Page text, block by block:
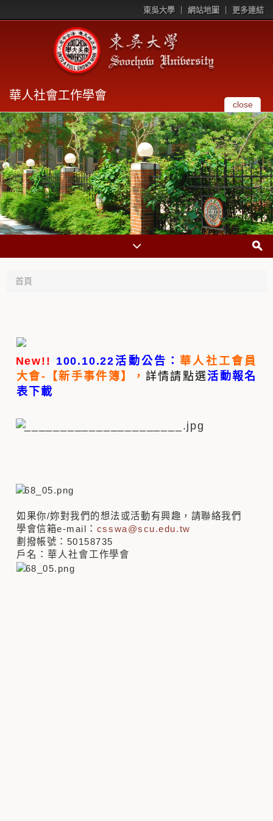
東吳大學 網站地圖 更多連結
華人社會工作學會
close
首頁
New!! 100.10.22活動公告： 華人社工會員
大會-【新手事件簿】
， 詳情請點選活動報名
表下載
如果你/妳對我們的想法或活動有興趣，請聯絡我們
學會信箱e-mail： csswa@scu.edu.tw
劃撥帳號：50158735
戶名：華人社會工作學會